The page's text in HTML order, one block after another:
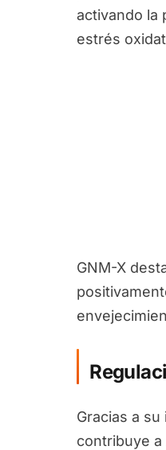
activando la
estrés
GNM-X
Gracias a
contribuye